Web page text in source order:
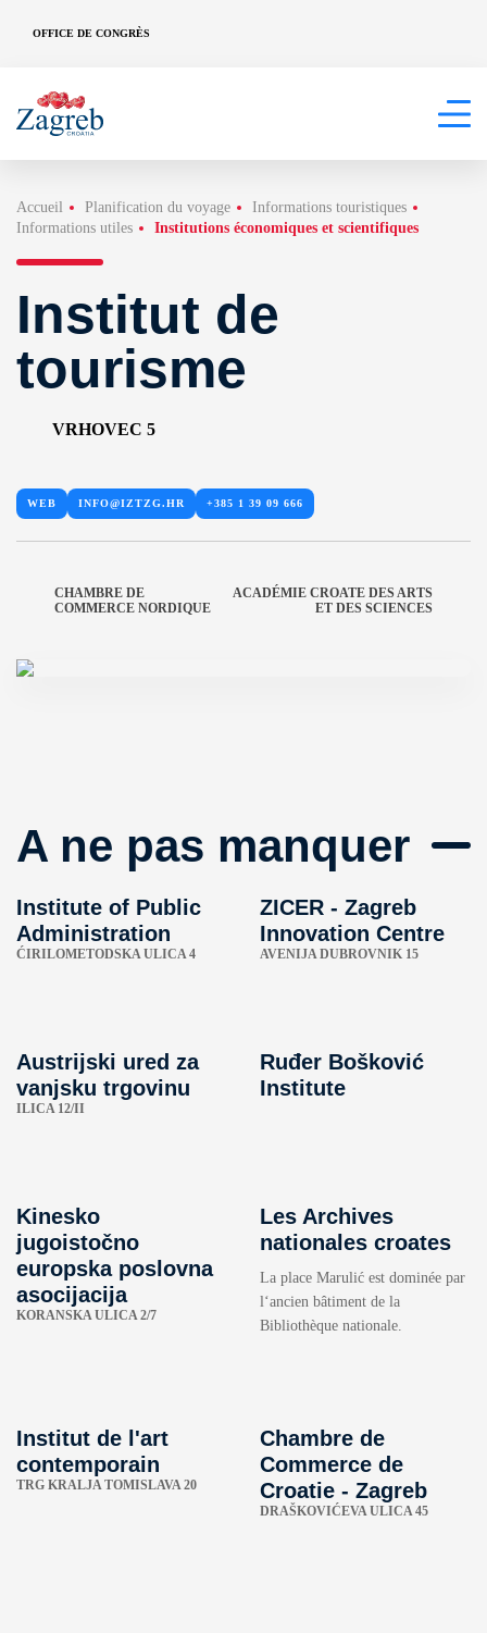
OFFICE DE CONGRÈS
Accueil Planification du voyage
Informations touristiques
Informations utiles
Institutions économiques et scientifiques
Institut de
tourisme
VRHOVEC 5
WEB INFO@IZTZG.HR +385 1 39 09 666
CHAMBRE DE
COMMERCE NORDIQUE
ACADÉMIE CROATE DES ARTS
ET DES SCIENCES
A ne pas manquer
Institute of Public
Administration
ĆIRILOMETODSKA ULICA 4
ZICER - Zagreb
Innovation Centre
AVENIJA DUBROVNIK 15
Austrijski ured za
vanjsku trgovinu
ILICA 12/II
Ruđer Bošković
Institute
Kinesko
jugoistočno
europska poslovna
asocijacija
KORANSKA ULICA 2/7
Les Archives
nationales croates
La place Marulić est dominée par
l‘ancien bâtiment de la
Bibliothèque nationale.
Institut de l'art
contemporain
TRG KRALJA TOMISLAVA 20
Chambre de
Commerce de
Croatie - Zagreb
DRAŠKOVIĆEVA ULICA 45